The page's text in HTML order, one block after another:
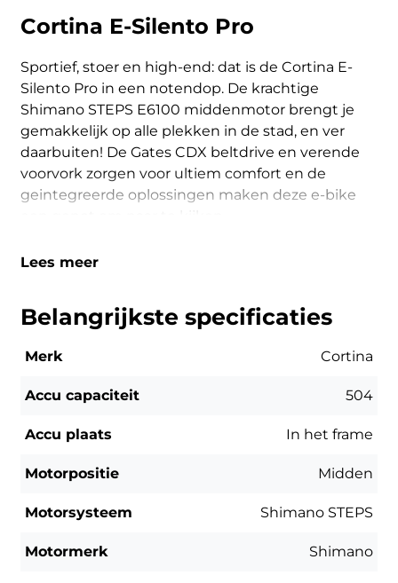
Cortina E-Silento Pro
Sportief, stoer en high-end: dat is de Cortina E-
Silento Pro in een notendop. De krachtige
Shimano STEPS E6100 middenmotor brengt je
gemakkelijk op alle plekken in de stad, en ver
daarbuiten! De Gates CDX beltdrive en verende
voorvork zorgen voor ultiem comfort en de
geintegreerde oplossingen maken deze e-bike
Lees meer
Belangrijkste specificaties
Merk Cortina
Accu capaciteit 504
Accu plaats In het frame
Motorpositie Midden
Motorsysteem Shimano STEPS
Motormerk Shimano